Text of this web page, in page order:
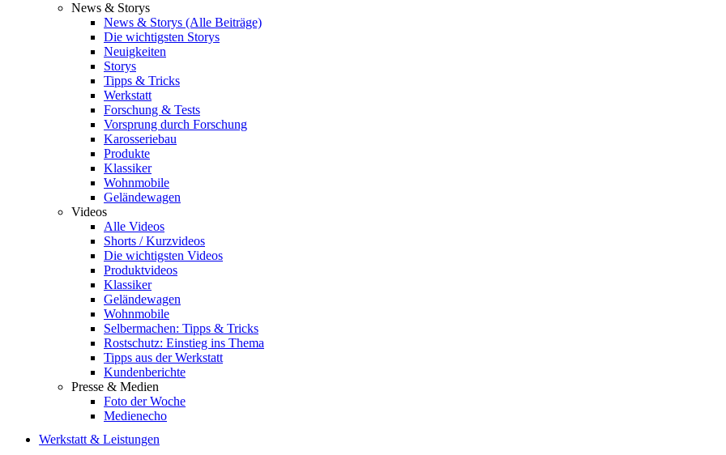
News & Storys
News & Storys (Alle Beiträge)
Die wichtigsten Storys
Neuigkeiten
Storys
Tipps & Tricks
Werkstatt
Forschung & Tests
Vorsprung durch Forschung
Karosseriebau
Produkte
Klassiker
Wohnmobile
Geländewagen
Videos
Alle Videos
Shorts / Kurzvideos
Die wichtigsten Videos
Produktvideos
Klassiker
Geländewagen
Wohnmobile
Selbermachen: Tipps & Tricks
Rostschutz: Einstieg ins Thema
Tipps aus der Werkstatt
Kundenberichte
Presse & Medien
Foto der Woche
Medienecho
Werkstatt & Leistungen